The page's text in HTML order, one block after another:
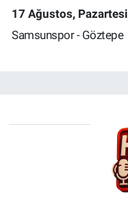
17 Ağustos, Pazartesi
Samsunspor - Göztepe